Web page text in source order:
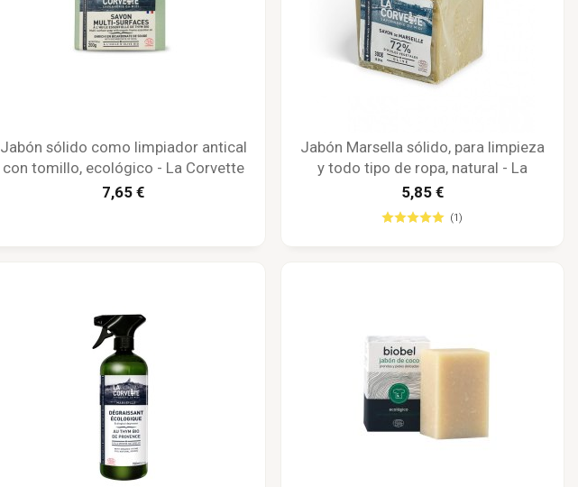
Jabón sólido como limpiador antical
con tomillo, ecológico - La Corvette
7,65 €
Jabón Marsella sólido, para limpieza
y todo tipo de ropa, natural - La
Corvette
5,85 €
(1)